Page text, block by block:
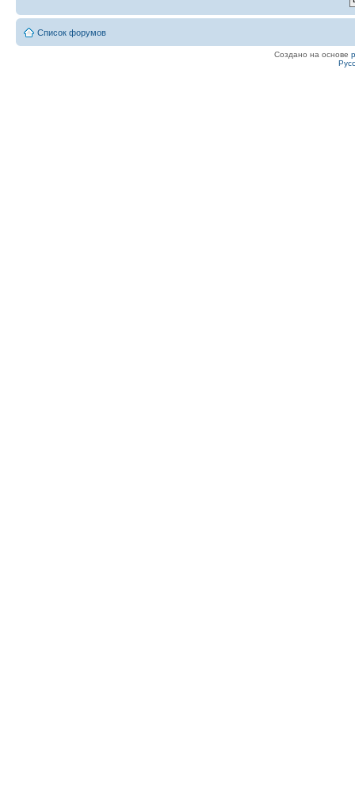
Список форумов
Создано на основе